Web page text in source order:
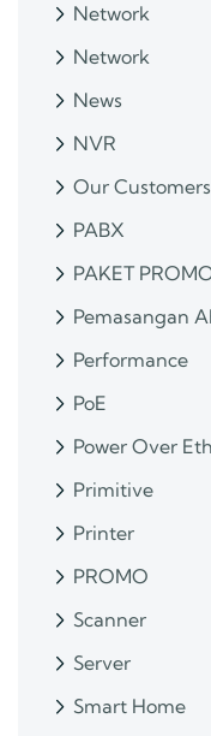
Network
Network
News
NVR
Our Customers
PABX
PAKET
Pemasangan
Performance
PoE
Power Over
Primitive
Printer
PROMO
Scanner
Server
Smart Home